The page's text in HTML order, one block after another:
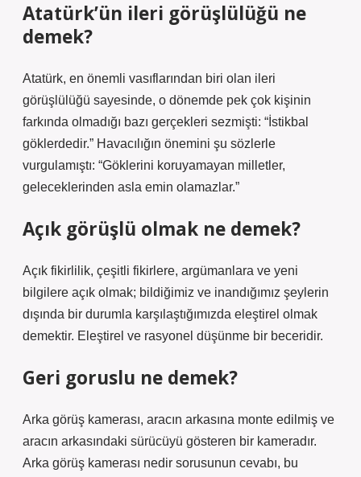
Atatürk’ün ileri görüşlülüğü ne
demek?
Atatürk, en önemli vasıflarından biri olan ileri
görüşlülüğü sayesinde, o dönemde pek çok kişinin
farkında olmadığı bazı gerçekleri sezmişti: “İstikbal
göklerdedir.” Havacılığın önemini şu sözlerle
vurgulamıştı: “Göklerini koruyamayan milletler,
geleceklerinden asla emin olamazlar.”
Açık görüşlü olmak ne demek?
Açık fikirlilik, çeşitli fikirlere, argümanlara ve yeni
bilgilere açık olmak; bildiğimiz ve inandığımız şeylerin
dışında bir durumla karşılaştığımızda eleştirel olmak
demektir. Eleştirel ve rasyonel düşünme bir beceridir.
Geri goruslu ne demek?
Arka görüş kamerası, aracın arkasına monte edilmiş ve
aracın arkasındaki sürücüyü gösteren bir kameradır.
Arka görüş kamerası nedir sorusunun cevabı, bu